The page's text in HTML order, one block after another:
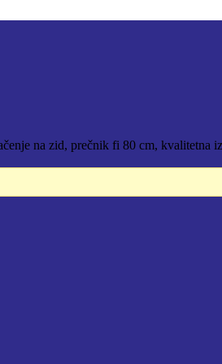
na zid, prečnik fi 80 cm, kvalitetna